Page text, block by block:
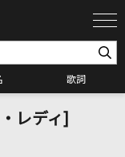
歌詞
レディ]